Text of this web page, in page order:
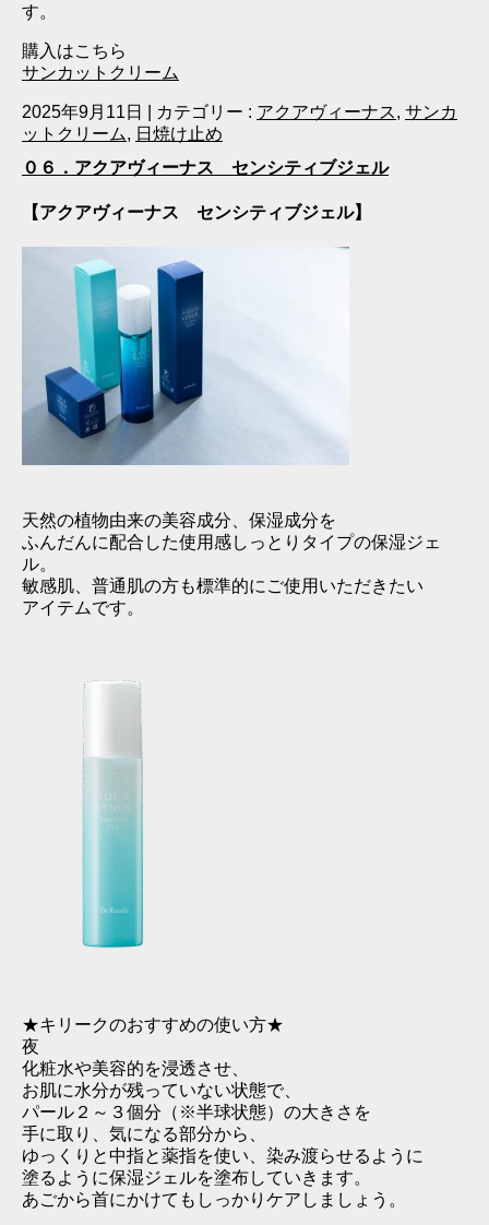
す。
購入はこちら
サンカットクリーム
2025年9月11日 カテゴリー : アクアヴィーナス, サンカ
ットクリーム, 日焼け止め
０６．アクアヴィーナス センシティブジェル
【アクアヴィーナス センシティブジェル】
天然の植物由来の美容成分、保湿成分を
ふんだんに配合した使用感しっとりタイプの保湿ジェ
ル。
敏感肌、普通肌の方も標準的にご使用いただきたい
アイテムです。
★キリークのおすすめの使い方★
夜
化粧水や美容的を浸透させ、
お肌に水分が残っていない状態で、
パール２～３個分（※半球状態）の大きさを
手に取り、気になる部分から、
ゆっくりと中指と薬指を使い、染み渡らせるように
塗るように保湿ジェルを塗布していきます。
あごから首にかけてもしっかりケアしましょう。